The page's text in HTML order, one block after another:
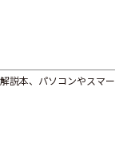
説本、パソコンやスマー